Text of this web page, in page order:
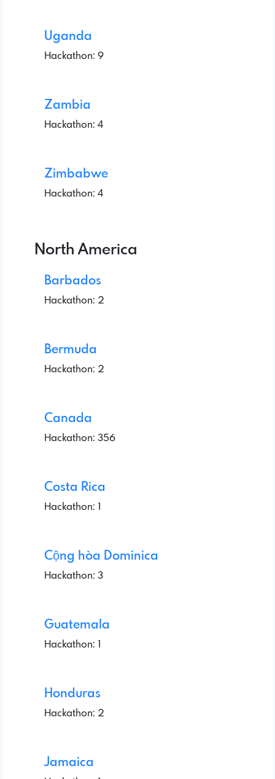
Uganda
Hackathon: 9
Zambia
Hackathon: 4
Zimbabwe
Hackathon: 4
North America
Barbados
Hackathon: 2
Bermuda
Hackathon: 2
Canada
Hackathon: 356
Costa Rica
Hackathon: 1
Cộng hòa Dominica
Hackathon: 3
Guatemala
Hackathon: 1
Honduras
Hackathon: 2
Jamaica